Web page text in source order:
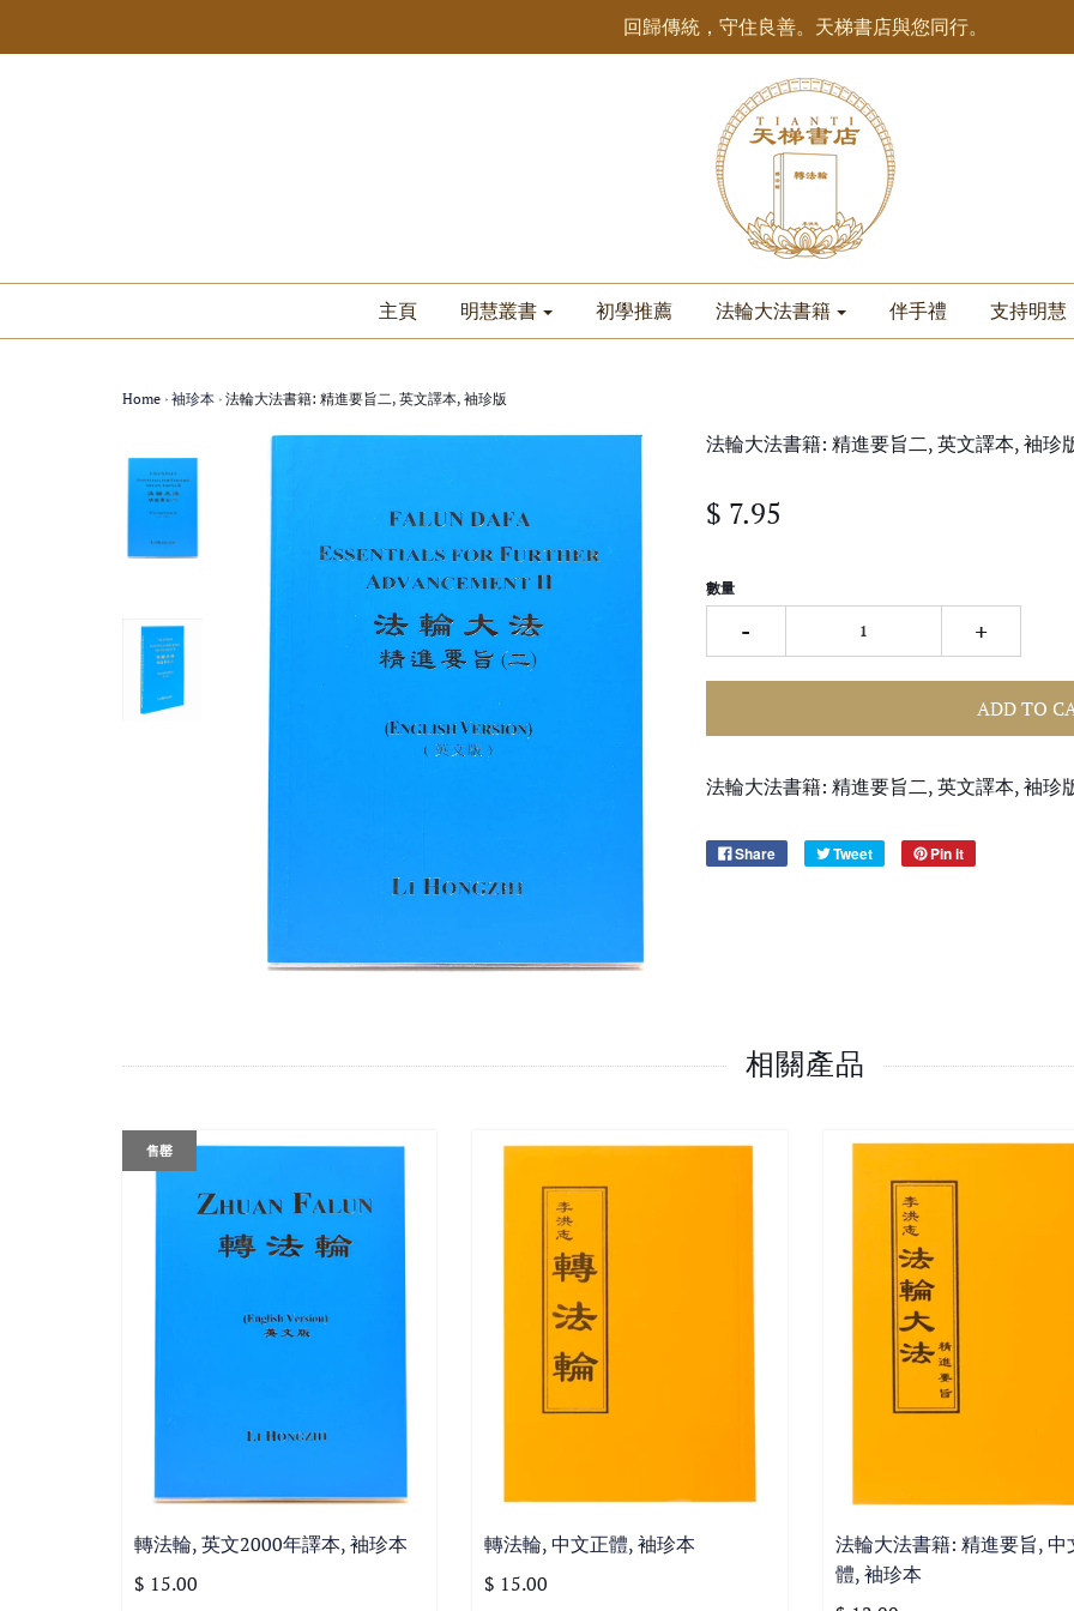
回歸傳統，守住良善。天梯書店與您同行。
主頁 明慧叢書 初學推薦 法輪大法書籍 伴手禮 支持明慧
Home › 袖珍本 › 法輪大法書籍: 精進要旨二, 英文譯本, 袖珍版
法輪大法書籍: 精進要旨二, 英文譯本, 袖珍
$ 7.95
數量
- +
ADD TO
法輪大法書籍: 精進要旨二, 英文譯本, 袖珍
Share Tweet Pin it
相關產品
轉法輪, 英文2000年譯本, 袖珍本
$ 15.00
售罄
轉法輪, 中文正體, 袖珍本
$ 15.00
法輪大法書籍: 精進要旨, 中
體, 袖珍本